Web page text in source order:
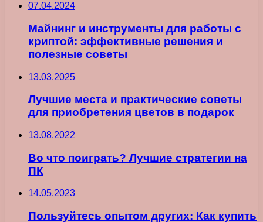
07.04.2024
Майнинг и инструменты для работы с
криптой: эффективные решения и
полезные советы
13.03.2025
Лучшие места и практические советы
для приобретения цветов в подарок
13.08.2022
Во что поиграть? Лучшие стратегии на
ПК
14.05.2023
Пользуйтесь опытом других: Как купить